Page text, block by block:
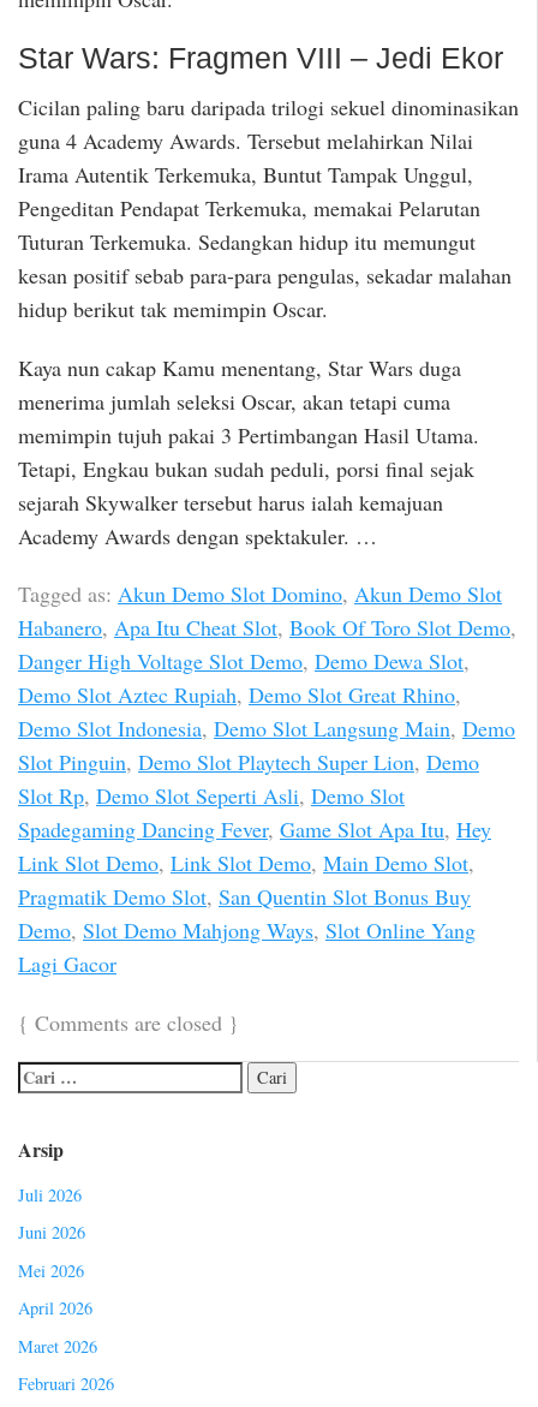
Star Wars: Fragmen VIII – Jedi Ekor
Cicilan paling baru daripada trilogi sekuel dinominasikan
guna 4 Academy Awards. Tersebut melahirkan Nilai
Irama Autentik Terkemuka, Buntut Tampak Unggul,
Pengeditan Pendapat Terkemuka, memakai Pelarutan
Tuturan Terkemuka. Sedangkan hidup itu memungut
kesan positif sebab para-para pengulas, sekadar malahan
hidup berikut tak memimpin Oscar.
Kaya nun cakap Kamu menentang, Star Wars duga
menerima jumlah seleksi Oscar, akan tetapi cuma
memimpin tujuh pakai 3 Pertimbangan Hasil Utama.
Tetapi, Engkau bukan sudah peduli, porsi final sejak
sejarah Skywalker tersebut harus ialah kemajuan
Academy Awards dengan spektakuler. …
Tagged as: Akun Demo Slot Domino, Akun Demo Slot
Habanero, Apa Itu Cheat Slot, Book Of Toro Slot Demo,
Danger High Voltage Slot Demo, Demo Dewa Slot,
Demo Slot Aztec Rupiah, Demo Slot Great Rhino,
Demo Slot Indonesia, Demo Slot Langsung Main, Demo
Slot Pinguin, Demo Slot Playtech Super Lion, Demo
Slot Rp, Demo Slot Seperti Asli, Demo Slot
Spadegaming Dancing Fever, Game Slot Apa Itu, Hey
Link Slot Demo, Link Slot Demo, Main Demo Slot,
Pragmatik Demo Slot, San Quentin Slot Bonus Buy
Demo, Slot Demo Mahjong Ways, Slot Online Yang
Lagi Gacor
{ Comments are closed }
Arsip
Juli 2026
Juni 2026
Mei 2026
April 2026
Maret 2026
Februari 2026